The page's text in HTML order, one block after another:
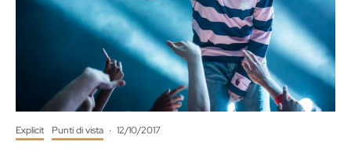
Explicit Punti di vista · 12/10/2017